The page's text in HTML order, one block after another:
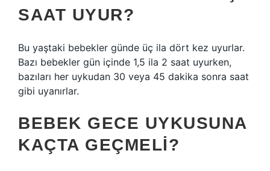
SAAT UYUR?
Bu yaştaki bebekler günde üç ila dört kez uyurlar.
Bazı bebekler gün içinde 1,5 ila 2 saat uyurken,
bazıları her uykudan 30 veya 45 dakika sonra saat
gibi uyanırlar.
BEBEK GECE UYKUSUNA
KAÇTA GEÇMELI?